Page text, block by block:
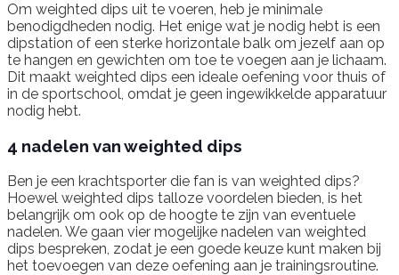
Om weighted dips uit te voeren, heb je minimale
benodigdheden nodig. Het enige wat je nodig hebt is een
dipstation of een sterke horizontale balk om jezelf aan op
te hangen en gewichten om toe te voegen aan je lichaam.
Dit maakt weighted dips een ideale oefening voor thuis of
in de sportschool, omdat je geen ingewikkelde apparatuur
nodig hebt.
4 nadelen van weighted dips
Ben je een krachtsporter die fan is van weighted dips?
Hoewel weighted dips talloze voordelen bieden, is het
belangrijk om ook op de hoogte te zijn van eventuele
nadelen. We gaan vier mogelijke nadelen van weighted
dips bespreken, zodat je een goede keuze kunt maken bij
het toevoegen van deze oefening aan je trainingsroutine.